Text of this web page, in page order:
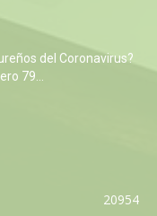
del Coronavirus?
79...
20954